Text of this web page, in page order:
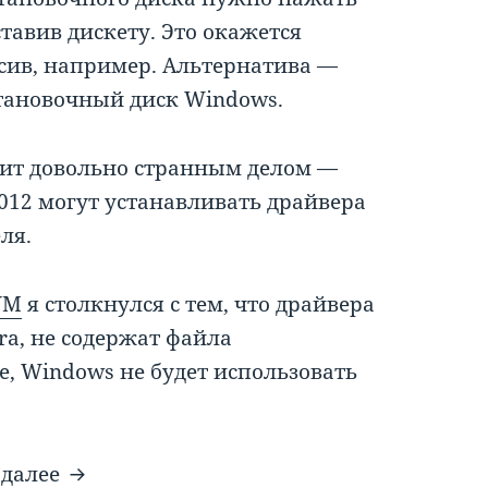
дискету. Это окажется
например. Альтернатива —
диск Windows.
довольно странным делом —
могут устанавливать драйвера
я столкнулся с тем, что драйвера
не содержат файла
Windows не будет использовать
TXTSETUP.OEM для установки